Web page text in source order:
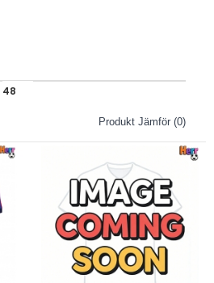
Produkt Jämför (0)